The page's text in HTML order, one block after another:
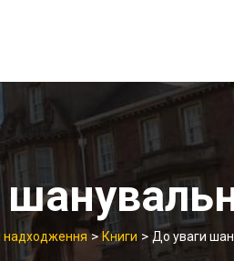
надходження>Книги > До уваги